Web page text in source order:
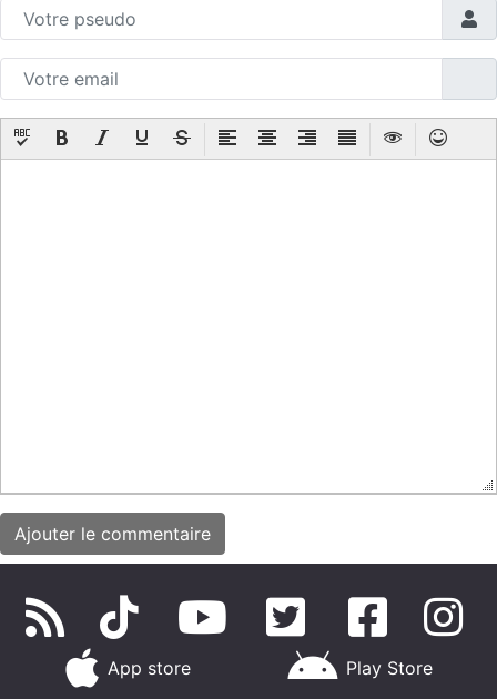
App store Play Store